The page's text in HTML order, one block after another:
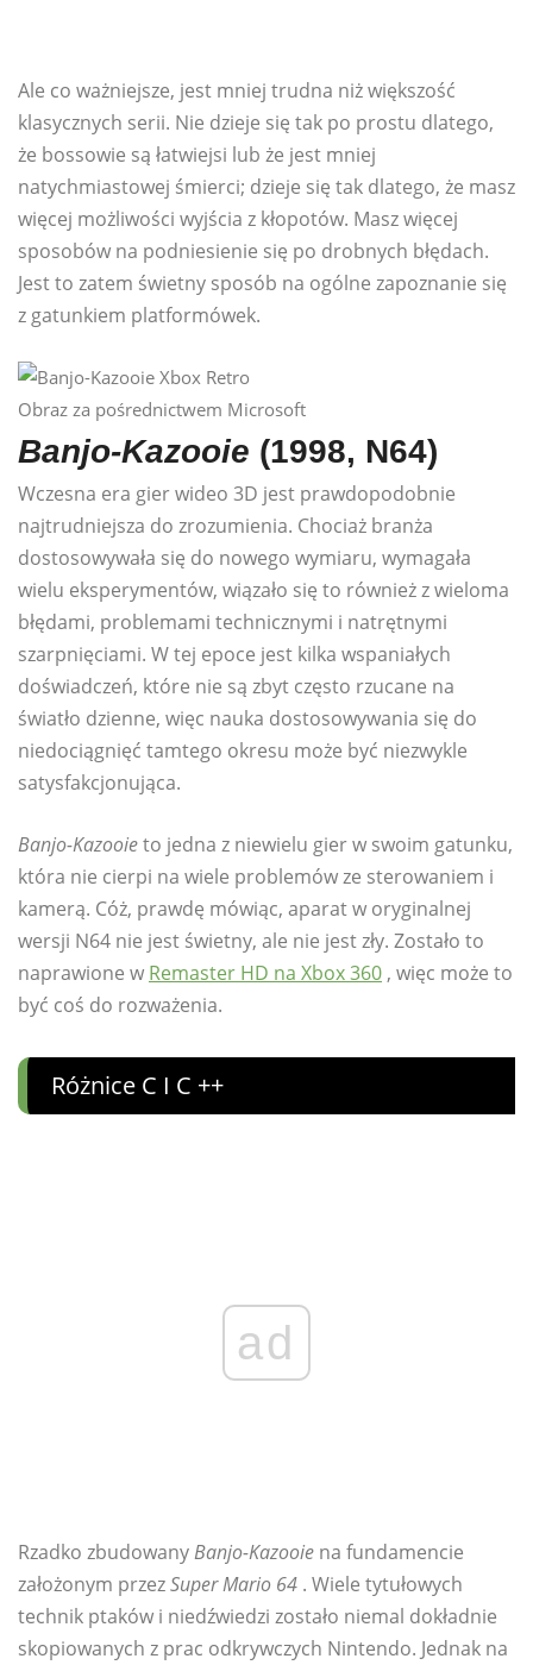
Ale co ważniejsze, jest mniej trudna niż większość
klasycznych serii. Nie dzieje się tak po prostu dlatego,
że bossowie są łatwiejsi lub że jest mniej
natychmiastowej śmierci; dzieje się tak dlatego, że masz
więcej możliwości wyjścia z kłopotów. Masz więcej
sposobów na podniesienie się po drobnych błędach.
Jest to zatem świetny sposób na ogólne zapoznanie się
z gatunkiem platformówek.
Obraz za pośrednictwem Microsoft
Banjo-Kazooie (1998, N64)
Wczesna era gier wideo 3D jest prawdopodobnie
najtrudniejsza do zrozumienia. Chociaż branża
dostosowywała się do nowego wymiaru, wymagała
wielu eksperymentów, wiązało się to również z wieloma
błędami, problemami technicznymi i natrętnymi
szarpnięciami. W tej epoce jest kilka wspaniałych
doświadczeń, które nie są zbyt często rzucane na
światło dzienne, więc nauka dostosowywania się do
niedociągnięć tamtego okresu może być niezwykle
satysfakcjonująca.
Banjo-Kazooieto jedna z niewielu gier w swoim gatunku,
która nie cierpi na wiele problemów ze sterowaniem i
kamerą. Cóż, prawdę mówiąc, aparat w oryginalnej
wersji N64 nie jest świetny, ale nie jest zły. Zostało to
naprawione w Remaster HD na Xbox 360 , więc może to
być coś do rozważenia.
Różnice C I C ++
ad
Rzadko zbudowanyBanjo-Kazooie na fundamencie
założonym przezSuper Mario 64 . Wiele tytułowych
technik ptaków i niedźwiedzi zostało niemal dokładnie
skopiowanych z prac odkrywczych Nintendo. Jednak na